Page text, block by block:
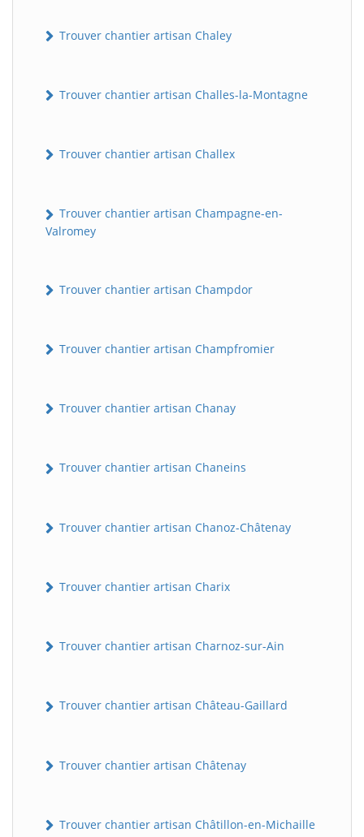
Trouver chantier artisan Chaley
Trouver chantier artisan Challes-la-Montagne
Trouver chantier artisan Challex
Trouver chantier artisan Champagne-en-
Valromey
Trouver chantier artisan Champdor
Trouver chantier artisan Champfromier
Trouver chantier artisan Chanay
Trouver chantier artisan Chaneins
Trouver chantier artisan Chanoz-Châtenay
Trouver chantier artisan Charix
Trouver chantier artisan Charnoz-sur-Ain
Trouver chantier artisan Château-Gaillard
Trouver chantier artisan Châtenay
Trouver chantier artisan Châtillon-en-Michaille